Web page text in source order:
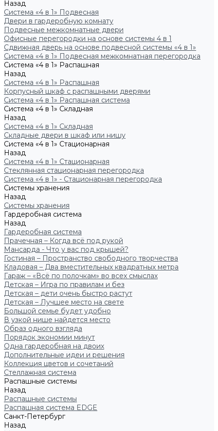
Назад
Система «4 в 1» Подвесная
Двери в гардеробную комнату
Подвесные межкомнатные двери
Офисные перегородки на основе системы 4 в 1
Сдвижная дверь на основе подвесной системы «4 в 1»
Система «4 в 1» Подвесная межкомнатная перегородка
Система «4 в 1» Распашная
Назад
Система «4 в 1» Распашная
Корпусный шкаф с распашными дверями
Система «4 в 1» Распашная система
Система «4 в 1» Складная
Назад
Система «4 в 1» Складная
Складные двери в шкаф или нишу
Система «4 в 1» Стационарная
Назад
Система «4 в 1» Стационарная
Стеклянная стационарная перегородка
Система «4 в 1» - Стационарная перегородка
Системы хранения
Назад
Системы хранения
Гардеробная система
Назад
Гардеробная система
Прачечная – Когда всё под рукой
Мансарда - Что у вас под крышей?
Гостиная – Пространство свободного творчества
Кладовая – Два вместительных квадратных метра
Гараж – «Всё по полочкам» во всех смыслах
Детская – Игра по правилам и без
Детская – дети очень быстро растут
Детская – Лучшее место на свете
Большой семье будет удобно
В узкой нише найдется место
Образ одного взгляда
Порядок экономии минут
Одна гардеробная на двоих
Дополнительные идеи и решения
Коллекция цветов и сочетаний
Стеллажная система
Распашные системы
Назад
Распашные системы
Распашная система EDGE
Санкт-Петербург
Назад